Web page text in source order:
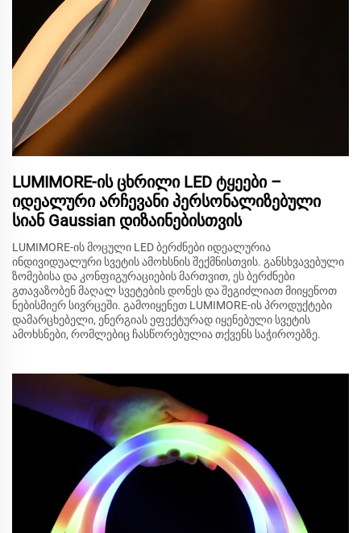
LUMIMORE-ის ცხრილი LED ტყეები –
იდეალური არჩევანი პერსონალიზებული
სიან Gaussian დიზაინებისთვის
LUMIMORE-ის მოცული LED ბერძნები იდეალურია
ინდივიდუალური სვეტის ამოხსნის შექმნისთვის. განსხვავებული
ზომებისა და კონფიგურაციების მართვით, ეს ბერძნები
გთავაზობენ მაღალ სვეტების დონეს და შეგიძლიათ მიიყენოთ
ნებისმიერ სივრცეში. გამოიყენეთ LUMIMORE-ის პროდუქტები
დამარცხებელი, ენერგიას ეფექტურად იყენებული სვეტის
ამოხსნები, რომლებიც ჩასწორებულია თქვენს საჭიროებზე.